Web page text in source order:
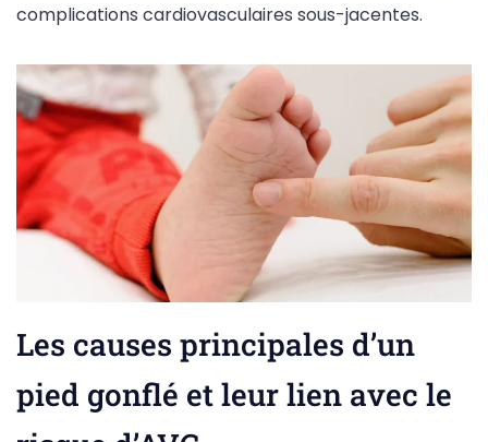
complications cardiovasculaires sous-jacentes.
Les causes principales d’un
pied gonflé et leur lien avec le